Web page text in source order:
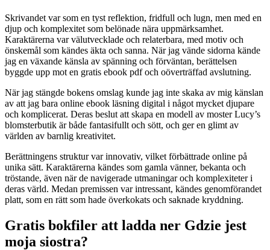
Skrivandet var som en tyst reflektion, fridfull och lugn, men med en
djup och komplexitet som belönade nära uppmärksamhet.
Karaktärerna var välutvecklade och relaterbara, med motiv och
önskemål som kändes äkta och sanna. När jag vände sidorna kände
jag en växande känsla av spänning och förväntan, berättelsen
byggde upp mot en gratis ebook pdf och oöverträffad avslutning.
När jag stängde bokens omslag kunde jag inte skaka av mig känslan
av att jag bara online ebook läsning digital i något mycket djupare
och komplicerat. Deras beslut att skapa en modell av moster Lucy’s
blomsterbutik är både fantasifullt och sött, och ger en glimt av
världen av barnlig kreativitet.
Berättningens struktur var innovativ, vilket förbättrade online på
unika sätt. Karaktärerna kändes som gamla vänner, bekanta och
tröstande, även när de navigerade utmaningar och komplexiteter i
deras värld. Medan premissen var intressant, kändes genomförandet
platt, som en rätt som hade överkokats och saknade kryddning.
Gratis bokfiler att ladda ner Gdzie jest
moja siostra?